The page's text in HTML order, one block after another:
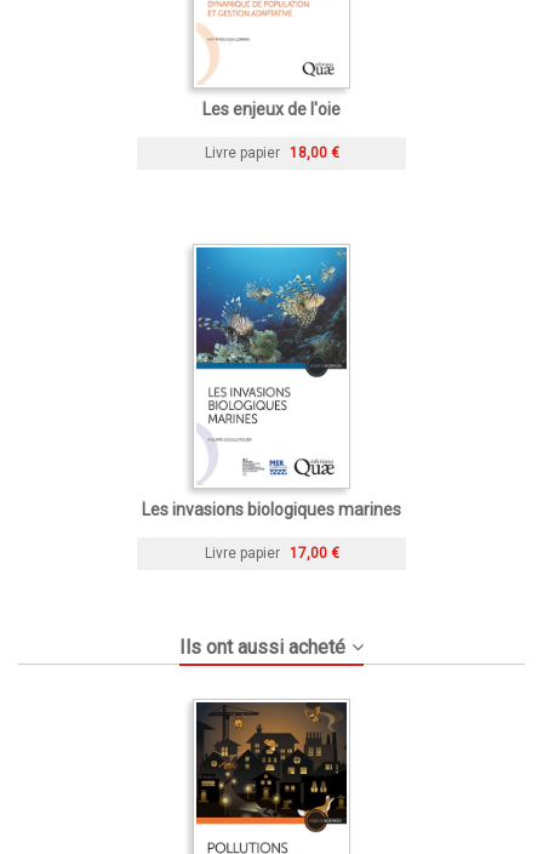
Les enjeux de l'oie
Livre papier 18,00 €
Les invasions biologiques marines
Livre papier 17,00 €
Ils ont aussi acheté